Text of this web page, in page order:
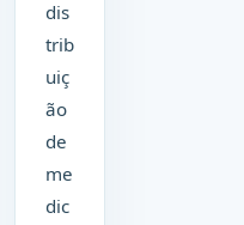
dis
trib
uiç
ão
de
me
dic